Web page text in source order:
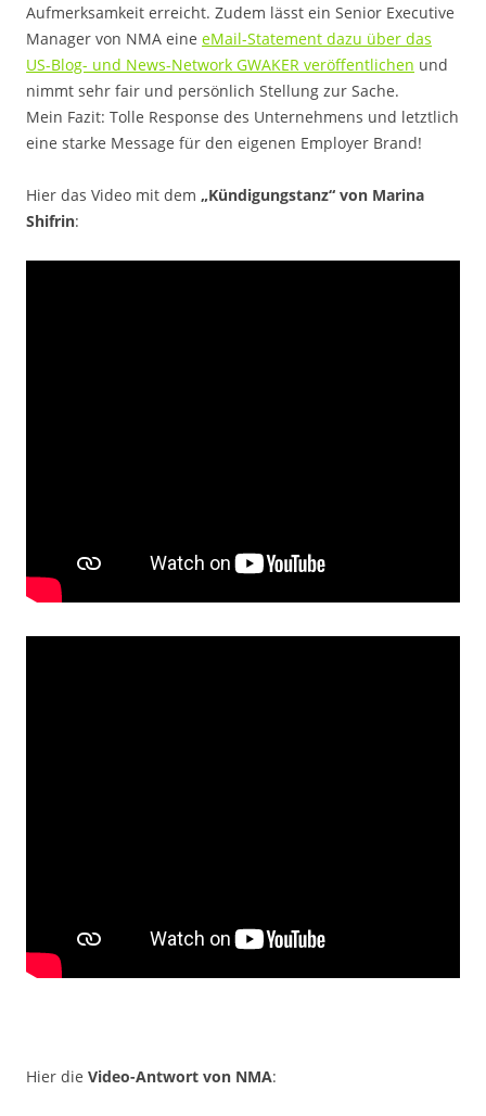
Aufmerksamkeit erreicht. Zudem lässt ein Senior Executive
Manager von NMA eine eMail-Statement dazu über das
US-Blog- und News-Network GWAKER veröffentlichen und
nimmt sehr fair und persönlich Stellung zur Sache.
Mein Fazit: Tolle Response des Unternehmens und letztlich
eine starke Message für den eigenen Employer Brand!
Hier das Video mit dem „Kündigungstanz“ von Marina
Shifrin:
Hier die Video-Antwort von NMA: